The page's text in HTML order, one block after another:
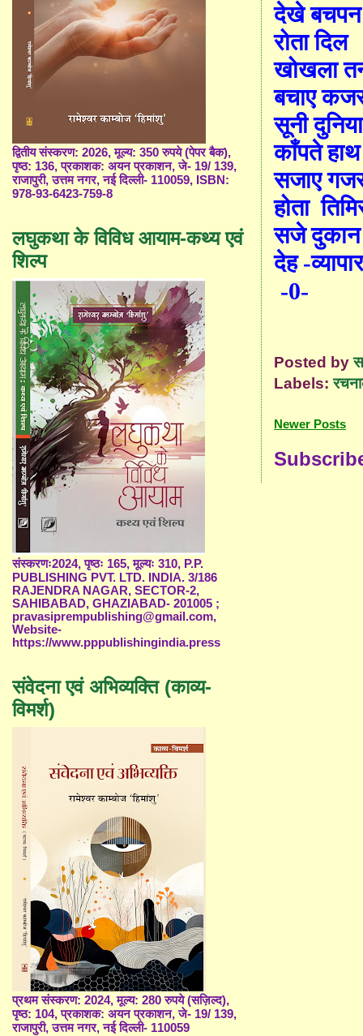
देखे बचपन
रोता दिल
खोखला
बचाए
सूनी दुनिया
काँपते हाथ
सजाए
होता
सजे दुकान
देह -
-0-
Posted by
Labels:
Newer Posts
द्वितीय संस्करण: 2026, मूल्य: 350 रुपये (पेपर बैक),
पृष्ठ: 136, प्रकाशक: अयन प्रकाशन, जे- 19/ 139,
राजापुरी, उत्तम नगर, नई दिल्ली- 110059, ISBN:
978-93-6423-759-8
लघुकथा के विविध आयाम-कथ्य एवं
शिल्प
संस्करणः2024, पृष्ठः 165, मूल्यः 310, P.P.
PUBLISHING PVT. LTD. INDIA. 3/186
RAJENDRA NAGAR, SECTOR-2,
SAHIBABAD, GHAZIABAD- 201005 ;
pravasiprempublishing@gmail.com,
Website-
https://www.pppublishingindia.press
संवेदना एवं अभिव्यक्ति (काव्य-
विमर्श)
प्रथम संस्करण: 2024, मूल्य: 280 रुपये (सज़िल्द),
पृष्ठ: 104, प्रकाशक: अयन प्रकाशन, जे- 19/ 139,
राजापुरी, उत्तम नगर, नई दिल्ली- 110059